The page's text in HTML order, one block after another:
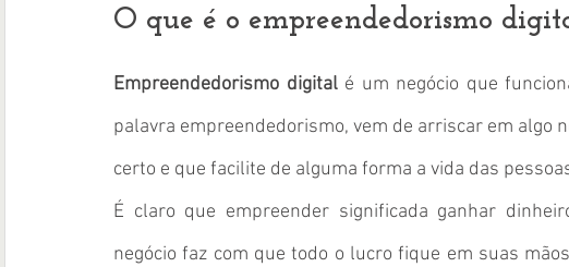
O que é o empreendedorismo
Empreendedorismo digital é um negócio que
palavra empreendedorismo, vem de arriscar em algo
certo e que facilite de alguma forma a vida das
É claro que empreender significada ganhar
negócio faz com que todo o lucro fique em suas